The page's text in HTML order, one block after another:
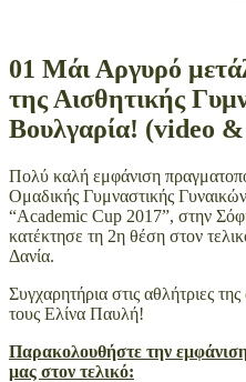
01 ΜάιΑργυρό
της Αισθητικής
Βουλγαρία! (video
Πολύ καλή εμφάνιση
Ομαδικής Γυμναστικής
“Academic Cup 2017”, στην
κατέκτησε τη 2η θέση στον
Δανία.
Συγχαρητήρια στις αθλήτριες
τους Ελίνα Παυλή!
Παρακολουθήστε την
μας στον τελικό: